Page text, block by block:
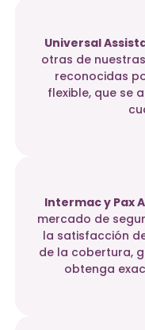
Universal
otras de
reconocidas
flexible, que se
Intermac y Pax
mercado de
la satisfacción
de la cobertura,
obtenga